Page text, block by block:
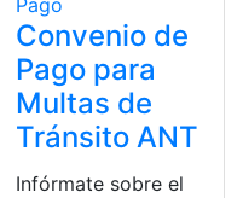
Convenio de
Pago para
Multas de
Tránsito ANT
Infórmate sobre el